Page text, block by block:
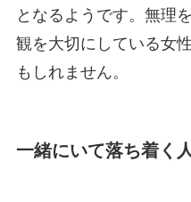
となるようです。無理
観を大切にしている女
もしれません。
一緒にいて落ち着く人